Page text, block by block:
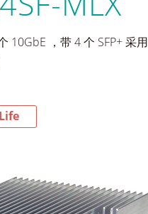
，带 4 个 SFP+ 采